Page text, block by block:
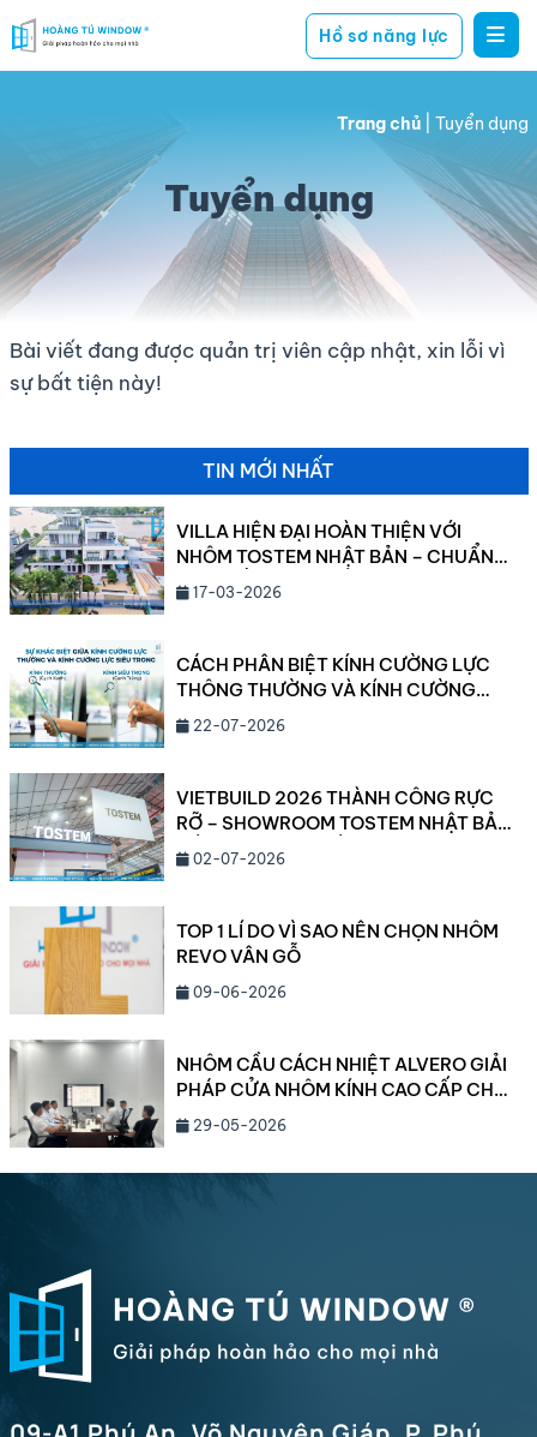
Hoàng
giải
mọi
nhà
Hồ sơ năng lực
Trang chủ| Tuyển dụng
Tuyển dụng
Bài viết đang được quản trị viên cập nhật, xin lỗi vì
sự bất tiện này!
TIN MỚI NHẤT
VILLA HIỆN ĐẠI HOÀN THIỆN VỚI
NHÔM TOSTEM NHẬT BẢN – CHUẨN
MỰC SỐNG CAO CẤP 2026
17-03-2026
CÁCH PHÂN BIỆT KÍNH CƯỜNG LỰC
THÔNG THƯỜNG VÀ KÍNH CƯỜNG
LỰC SIÊU TRONG
22-07-2026
VIETBUILD 2026 THÀNH CÔNG RỰC
RỠ – SHOWROOM TOSTEM NHẬT BẢN
CẦN THƠ ĐANG DẦN LỘ DIỆN!
02-07-2026
TOP 1 LÍ DO VÌ SAO NÊN CHỌN NHÔM
REVO VÂN GỖ
09-06-2026
NHÔM CẦU CÁCH NHIỆT ALVERO GIẢI
PHÁP CỬA NHÔM KÍNH CAO CẤP CHO
BIỆT THỰ VÀ CÔNG TRÌNH HẠNG
SANG NĂM 2026
29-05-2026